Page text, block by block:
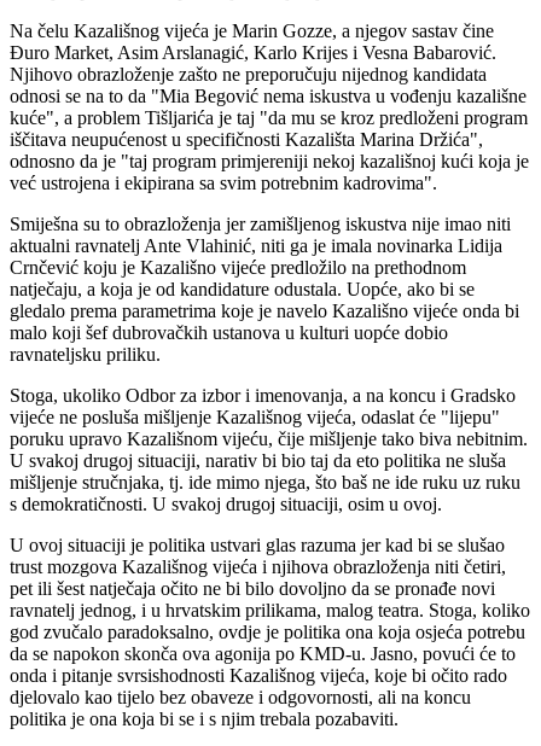
Na čelu Kazališnog vijeća je Marin Gozze, a njegov sastav čine
Đuro Market, Asim Arslanagić, Karlo Krijes i Vesna Babarović.
Njihovo obrazloženje zašto ne preporučuju nijednog kandidata
odnosi se na to da "Mia Begović nema iskustva u vođenju kazališne
kuće", a problem Tišljarića je taj "da mu se kroz predloženi program
iščitava neupućenost u specifičnosti Kazališta Marina Držića",
odnosno da je "taj program primjereniji nekoj kazališnoj kući koja je
već ustrojena i ekipirana sa svim potrebnim kadrovima".
Smiješna su to obrazloženja jer zamišljenog iskustva nije imao niti
aktualni ravnatelj Ante Vlahinić, niti ga je imala novinarka Lidija
Crnčević koju je Kazališno vijeće predložilo na prethodnom
natječaju, a koja je od kandidature odustala. Uopće, ako bi se
gledalo prema parametrima koje je navelo Kazališno vijeće onda bi
malo koji šef dubrovačkih ustanova u kulturi uopće dobio
ravnateljsku priliku.
Stoga, ukoliko Odbor za izbor i imenovanja, a na koncu i Gradsko
vijeće ne posluša mišljenje Kazališnog vijeća, odaslat će "lijepu"
poruku upravo Kazališnom vijeću, čije mišljenje tako biva nebitnim.
U svakoj drugoj situaciji, narativ bi bio taj da eto politika ne sluša
mišljenje stručnjaka, tj. ide mimo njega, što baš ne ide ruku uz ruku
s demokratičnosti. U svakoj drugoj situaciji, osim u ovoj.
U ovoj situaciji je politika ustvari glas razuma jer kad bi se slušao
trust mozgova Kazališnog vijeća i njihova obrazloženja niti četiri,
pet ili šest natječaja očito ne bi bilo dovoljno da se pronađe novi
ravnatelj jednog, i u hrvatskim prilikama, malog teatra. Stoga, koliko
god zvučalo paradoksalno, ovdje je politika ona koja osjeća potrebu
da se napokon skonča ova agonija po KMD-u. Jasno, povući će to
onda i pitanje svrsishodnosti Kazališnog vijeća, koje bi očito rado
djelovalo kao tijelo bez obaveze i odgovornosti, ali na koncu
politika je ona koja bi se i s njim trebala pozabaviti.